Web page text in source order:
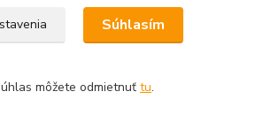
Súhlasím
môžete odmietnuť tu.